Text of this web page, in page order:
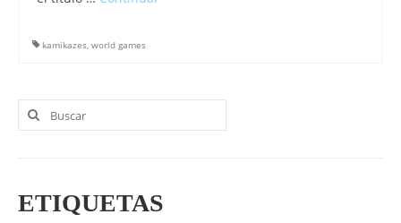
kamikazes, world games
Buscar
por:
ETIQUETAS